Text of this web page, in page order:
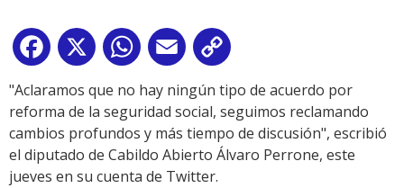
Facebook
X WhatsApp
Email
Link
"Aclaramos que no hay ningún tipo de acuerdo por
reforma de la seguridad social, seguimos reclamando
cambios profundos y más tiempo de discusión", escribió
el diputado de Cabildo Abierto Álvaro Perrone, este
jueves en su cuenta de Twitter.